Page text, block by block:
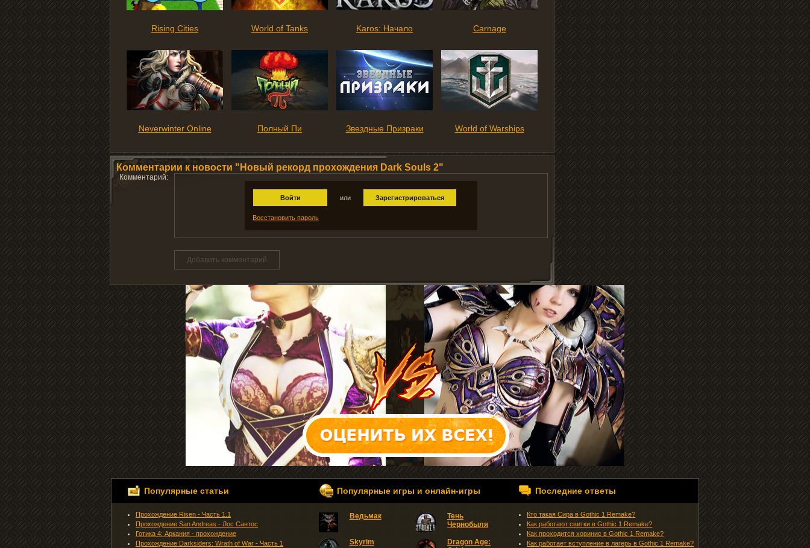
Rising Cities World of Tanks Karos: Начало Carnage
Neverwinter Online Полный Пи Звездные Призраки World of Warships
Комментарии к новости "Новый рекорд прохождения Dark Souls 2"
Комментарий:
Войти или Зарегистрироваться
Восстановить пароль
Добавить комментарий
Популярные статьи
Прохождение Risen - Часть 1.1
Прохождение San Andreas - Лос Сантос
Готика 4: Аркания - прохождение
Прохождение Darksiders: Wrath of War - Часть 1
Популярные игры и онлайн-игры
Ведьмак
Тень
Чернобыля
Skyrim
Dragon Age:
Последние ответы
Кто такая Сира в Gothic 1 Remake?
Как работают свитки в Gothic 1 Remake?
Как проходится хоринис в Gothic 1 Remake?
Как работает вступление в лагерь в Gothic 1 Remake?